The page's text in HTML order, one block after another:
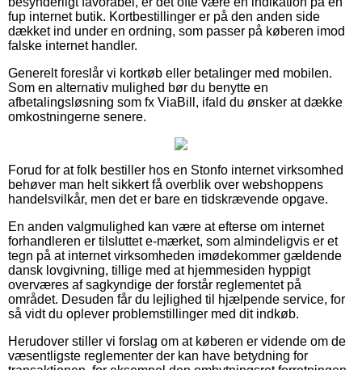
fup internet butik. Kortbestillinger er på den anden side
dækket ind under en ordning, som passer på køberen imod
falske internet handler.
Generelt foreslår vi kortkøb eller betalinger med mobilen.
Som en alternativ mulighed bør du benytte en
afbetalingsløsning som fx ViaBill, ifald du ønsker at dække
omkostningerne senere.
Forud for at folk bestiller hos en Stonfo internet virksomhed
behøver man helt sikkert få overblik over webshoppens
handelsvilkår, men det er bare en tidskrævende opgave.
En anden valgmulighed kan være at efterse om internet
forhandleren er tilsluttet e-mærket, som almindeligvis er et
tegn på at internet virksomheden imødekommer gældende
dansk lovgivning, tillige med at hjemmesiden hyppigt
overværes af sagkyndige der forstår reglementet på
området. Desuden får du lejlighed til hjælpende service, for
så vidt du oplever problemstillinger med dit indkøb.
Herudover stiller vi forslag om at køberen er vidende om de
væsentligste reglementer der kan have betydning for